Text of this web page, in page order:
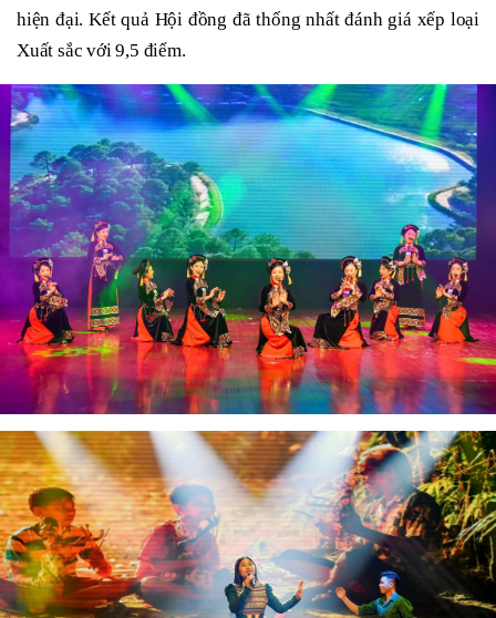
hiện đại. Kết quả Hội đồng đã thống nhất đánh giá xếp loại
Xuất sắc với 9,5 điểm.